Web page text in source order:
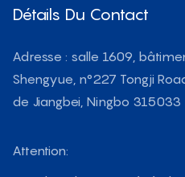
Détails Du Contact
Adresse : salle 1609,
Shengyue, n°227 Tongji
de Jiangbei, Ningbo 315033
Attention: